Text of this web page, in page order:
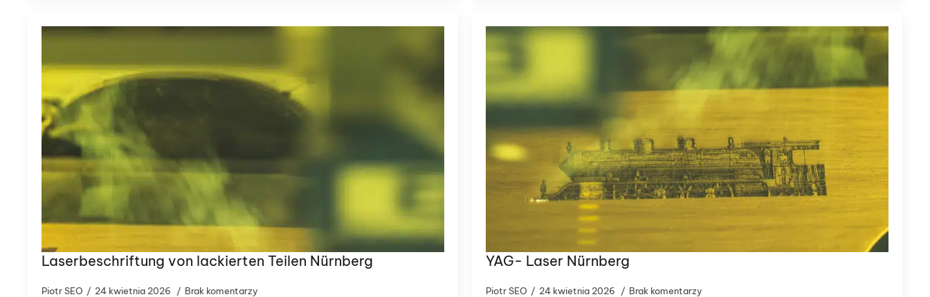
Laserbeschriftung von lackierten Teilen Nürnberg
Piotr SEO 24 kwietnia 2026 Brak komentarzy
YAG- Laser Nürnberg
Piotr SEO 24 kwietnia 2026 Brak komentarzy